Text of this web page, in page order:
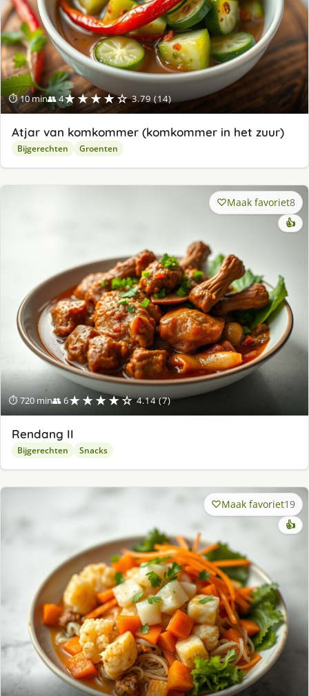
⏱ 10 min👥 4★★★★☆ 3.79 (14)
Atjar van komkommer (komkommer in het zuur)
Bijgerechten Groenten
⏱ 720 min👥 6★★★★☆ 4.14 (7)
Maak favoriet8
👍
Rendang II
Bijgerechten Snacks
Maak favoriet19
👍